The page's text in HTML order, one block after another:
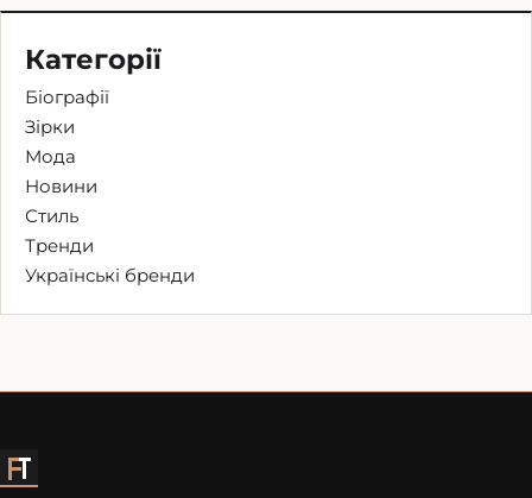
Категорії
Біографії
Зірки
Мода
Новини
Стиль
Тренди
Українські бренди